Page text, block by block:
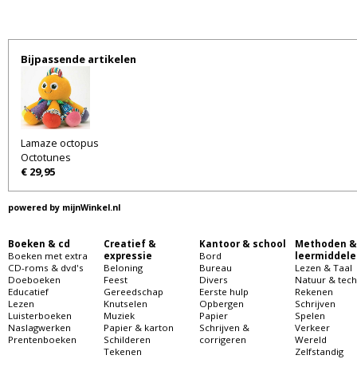
Bijpassende artikelen
Lamaze octopus
Octotunes
€ 29,95
powered by mijnWinkel.nl
Boeken & cd
Boeken met extra
CD-roms & dvd's
Doeboeken
Educatief
Lezen
Luisterboeken
Naslagwerken
Prentenboeken
Creatief &
expressie
Beloning
Feest
Gereedschap
Knutselen
Muziek
Papier & karton
Schilderen
Tekenen
Kantoor & school
Bord
Bureau
Divers
Eerste hulp
Opbergen
Papier
Schrijven &
corrigeren
Methoden &
Lezen & Taal
Natuur &
Rekenen
Schrijven
Spelen
Verkeer
Wereld
Zelfstandig